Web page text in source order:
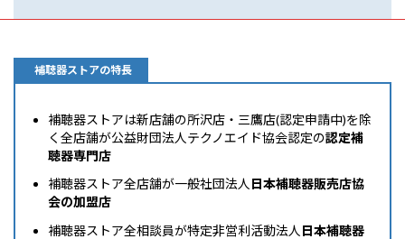
補聴器ストアの特長
補聴器ストアは新店舗の所沢店・三鷹店(認定申請中)を除
く全店舗が公益財団法人テクノエイド協会認定の認定補
聴器専門店
補聴器ストア全店舗が一般社団法人日本補聴器販売店協
会の加盟店
補聴器ストア全相談員が特定非営利活動法人 日本補聴器